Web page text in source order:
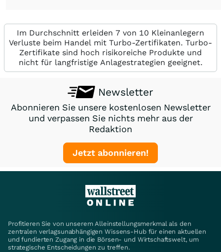
Im Durchschnitt erleiden 7 von 10 Kleinanlegern
Verluste beim Handel mit Turbo-Zertifikaten. Turbo-
Zertifikate sind hoch risikoreiche Produkte und
nicht für langfristige Anlagestrategien geeignet.
Newsletter
Abonnieren Sie unsere kostenlosen Newsletter
und verpassen Sie nichts mehr aus der
Redaktion
Jetzt abonnieren!
Profitieren Sie von unserem Alleinstellungsmerkmal als den
zentralen verlagsunabhängigen Wissens-Hub für einen aktuellen
und fundierten Zugang in die Börsen- und Wirtschaftswelt, um
strategische Entscheidungen zu treffen.